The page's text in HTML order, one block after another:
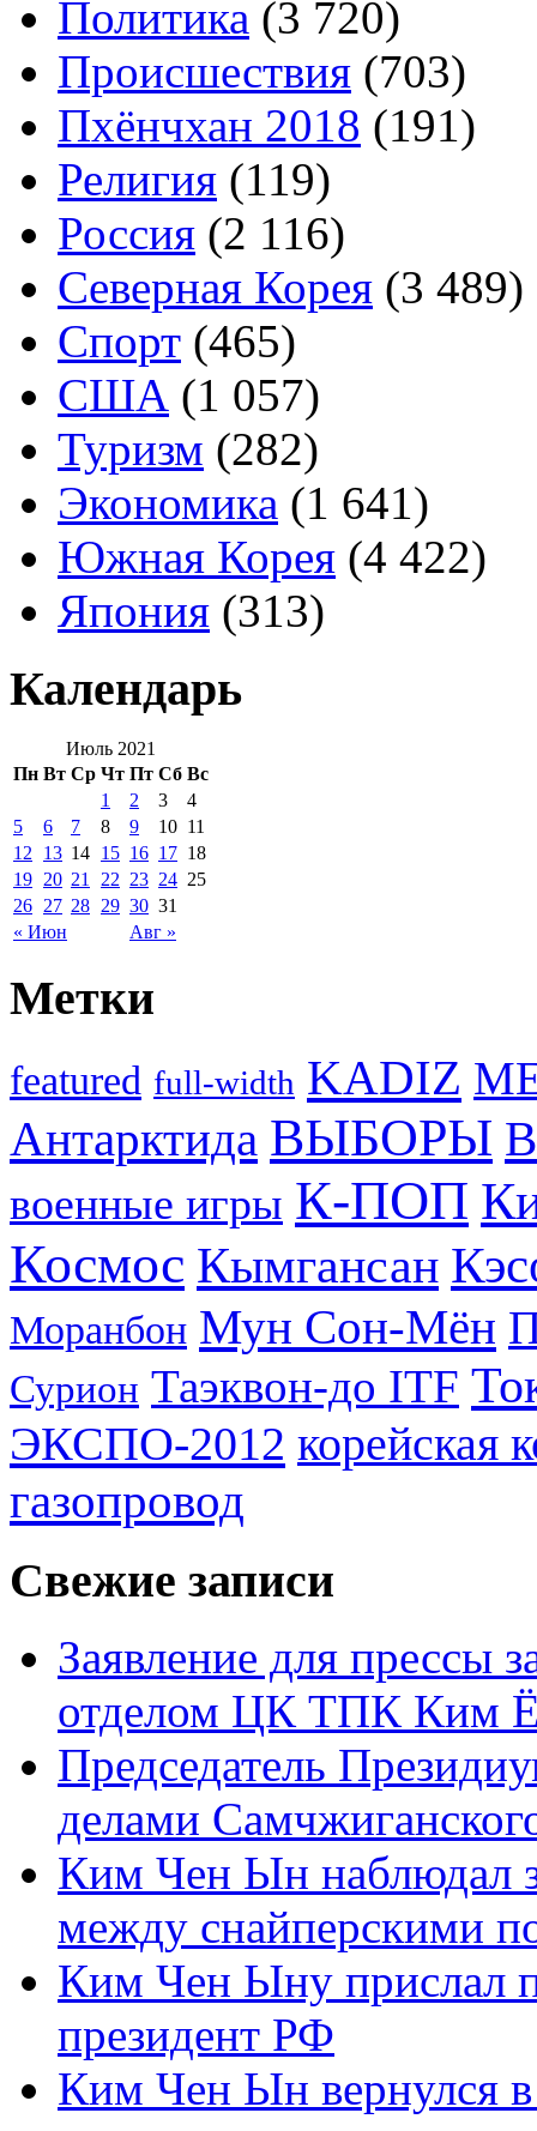
Политика (3 720)
Происшествия (703)
Пхёнчхан 2018 (191)
Религия (119)
Россия (2 116)
Северная Корея (3 489)
Спорт (465)
США (1 057)
Туризм (282)
Экономика (1 641)
Южная Корея (4 422)
Япония (313)
Календарь
Июль 2021
Пн Вт Ср Чт Пт Сб Вс
« Июн Авг »
1 2 3
4
5
6 7 8 9 10 11
12
13 14 15 16 17 18
19 20 21 22 23 24 25
26 27 28 29 30 31
Метки
featured full-width KADIZ
Антарктида ВЫБОРЫ
военные игры К-ПОП
Космос Кымгансан
Моранбон Мун Сон-Мён
Сурион Таэквон-до ITF
ЭКСПО-2012 корейская
газопровод
Свежие записи
Заявление для прессы
отделом ЦК ТПК Ким
Председатель
делами
Ким Чен Ын наблюдал
между снайперскими
Ким Чен Ыну прислал
президент РФ
Ким Чен Ын вернулся